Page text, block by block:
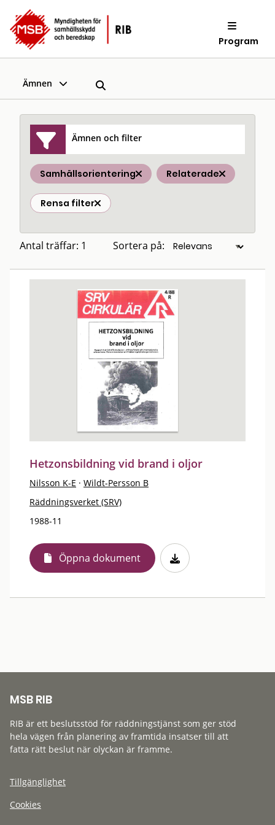
Program
Ämnen
Ämnen och filter
Samhällsorientering Relaterade
Rensa filter
Antal träffar: 1 Sortera på:
Hetzonsbildning vid brand i oljor
Nilsson K-E · Wildt-Persson B
Räddningsverket (SRV)
1988-11
Öppna dokument
MSB RIB
RIB är ett beslutsstöd för räddningstjänst som ger stöd
hela vägen från planering av framtida insatser till att
fatta rätt beslut när olyckan är framme.
Tillgänglighet
Cookies